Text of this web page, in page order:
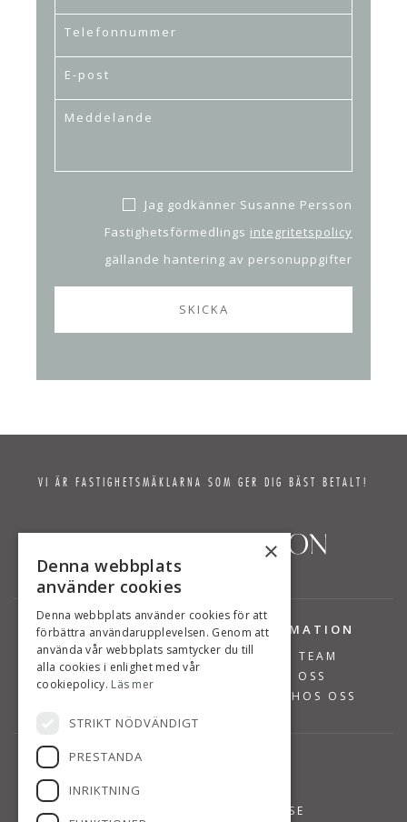
Jag godkänner Susanne Persson
Fastighetsförmedlings integritetspolicy
gällande hantering av personuppgifter
VI ÄR FASTIGHETSMÄKLARNA SOM GER DIG BÄST BETALT!
TJÄNSTER
BOSTÄDER TILL SALU
SÄLJA BOSTAD
VÄRDERA BOSTAD
INFORMATION
VÅRT TEAM
OM OSS
JOBBA HOS OSS
INFO@SUSANNEPERSSON.SE
×
Denna webbplats
använder cookies
Denna webbplats använder cookies för att
förbättra användarupplevelsen. Genom att
använda vår webbplats samtycker du till
alla cookies i enlighet med vår
cookiepolicy. Läs mer
STRIKT NÖDVÄNDIGT
PRESTANDA
INRIKTNING